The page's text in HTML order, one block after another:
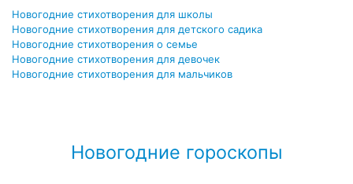
Новогодние стихотворения для школы
Новогодние стихотворения для детского садика
Новогодние стихотворения о семье
Новогодние стихотворения для девочек
Новогодние стихотворения для мальчиков
Новогодние гороскопы